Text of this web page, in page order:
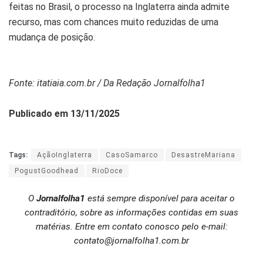
feitas no Brasil, o processo na Inglaterra ainda admite
recurso, mas com chances muito reduzidas de uma
mudança de posição.
Fonte: itatiaia.com.br / Da Redação Jornalfolha1
Publicado em 13/11/2025
Tags: AçãoInglaterra CasoSamarco
DesastreMariana
PogustGoodhead
RioDoce
O Jornalfolha1 está sempre disponível para aceitar o
contraditório, sobre as informações contidas em suas
matérias. Entre em contato conosco pelo e-mail:
contato@jornalfolha1.com.br